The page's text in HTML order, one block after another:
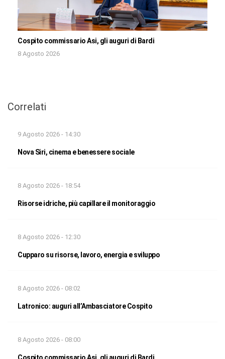
Cospito commissario Asi, gli auguri di Bardi
8 Agosto 2026
Correlati
9 Agosto 2026 - 14:30
Nova Siri, cinema e benessere sociale
8 Agosto 2026 - 18:54
Risorse idriche, più capillare il monitoraggio
8 Agosto 2026 - 12:30
Cupparo su risorse, lavoro, energia e sviluppo
8 Agosto 2026 - 08:02
Latronico: auguri all’Ambasciatore Cospito
8 Agosto 2026 - 08:00